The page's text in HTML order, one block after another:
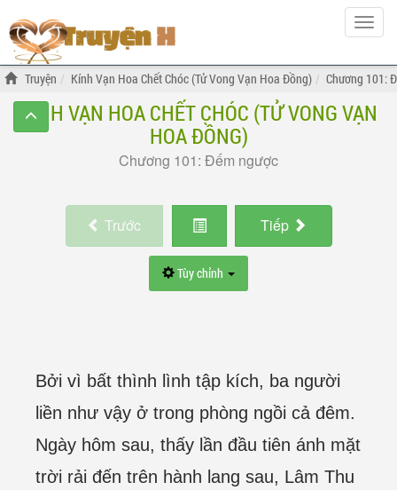
Hiện
menu
Truyện Kính Vạn Hoa Chết Chóc (Tử Vong Vạn Hoa Đồng) Chương 101:
KÍNH VẠN HOA CHẾT CHÓC (TỬ VONG VẠN
HOA ĐỒNG)
Chương 101: Đếm ngược
Trước Tiếp
Tùy chỉnh
Bởi vì bất thình lình tập kích, ba người
liền như vậy ở trong phòng ngồi cả đêm.
Ngày hôm sau, thấy lần đầu tiên ánh mặt
trời rải đến trên hành lang sau, Lâm Thu